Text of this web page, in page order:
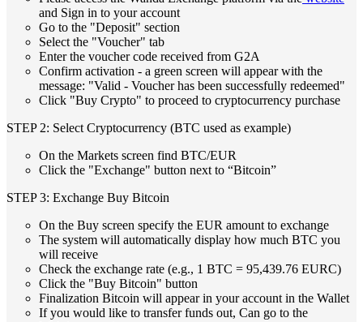
and Sign in to your account
Go to the "Deposit" section
Select the "Voucher" tab
Enter the voucher code received from G2A
Confirm activation - a green screen will appear with the
message: "Valid - Voucher has been successfully redeemed"
Click "Buy Crypto" to proceed to cryptocurrency purchase
STEP 2: Select Cryptocurrency (BTC used as example)
On the Markets screen find BTC/EUR
Click the "Exchange" button next to “Bitcoin”
STEP 3: Exchange Buy Bitcoin
On the Buy screen specify the EUR amount to exchange
The system will automatically display how much BTC you
will receive
Check the exchange rate (e.g., 1 BTC = 95,439.76 EURC)
Click the "Buy Bitcoin" button
Finalization Bitcoin will appear in your account in the Wallet
If you would like to transfer funds out, Can go to the